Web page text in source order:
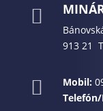

913 21
 Mobil:
Telefón/